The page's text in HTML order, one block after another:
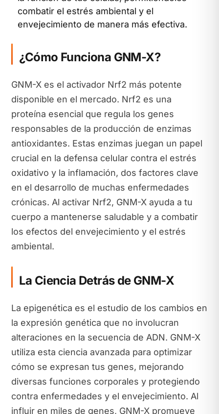
combatir el estrés ambiental y el
envejecimiento de manera más efectiva.
¿Cómo Funciona GNM-X?
GNM-X es el activador Nrf2 más potente
disponible en el mercado. Nrf2 es una
proteína esencial que regula los genes
responsables de la producción de enzimas
antioxidantes. Estas enzimas juegan un papel
crucial en la defensa celular contra el estrés
oxidativo y la inflamación, dos factores clave
en el desarrollo de muchas enfermedades
crónicas. Al activar Nrf2, GNM-X ayuda a tu
cuerpo a mantenerse saludable y a combatir
los efectos del envejecimiento y el estrés
ambiental.
La Ciencia Detrás de GNM-X
La epigenética es el estudio de los cambios en
la expresión genética que no involucran
alteraciones en la secuencia de ADN. GNM-X
utiliza esta ciencia avanzada para optimizar
cómo se expresan tus genes, mejorando
diversas funciones corporales y protegiendo
contra enfermedades y el envejecimiento. Al
influir en miles de genes, GNM-X promueve